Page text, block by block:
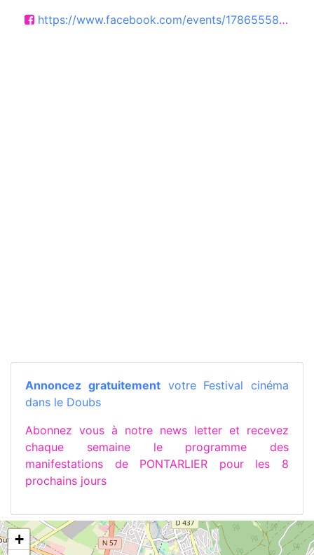
https://www.facebook.com/events/1786555848997127/1786555862330459/
Annoncez gratuitementvotre Festival cinéma
dans le Doubs
Abonnez vous à notre news letter et recevez
chaque semaine le programme des
manifestations de PONTARLIER pour les 8
prochains jours
+